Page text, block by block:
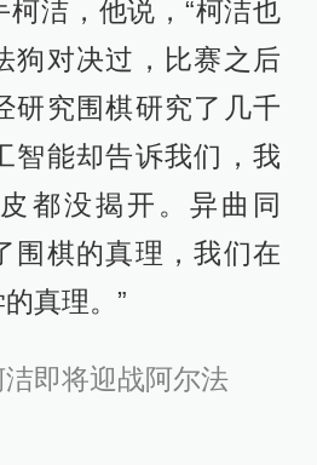
洁，他说，“柯洁也
狗对决过，比赛之后
研究围棋研究了几千
智能却告诉我们，我
都没揭开。异曲同
围棋的真理，我们在
真理。”
即将迎战阿尔法